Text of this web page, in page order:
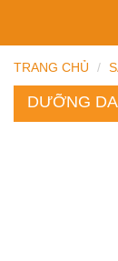
TRANG CHỦ
DƯỠNG